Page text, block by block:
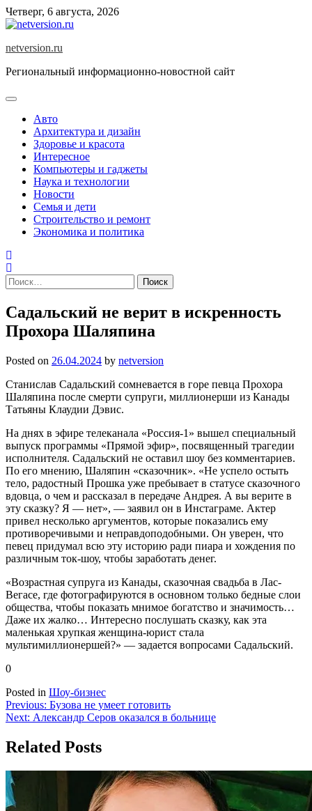
Skip
to
Четверг, 6 августа, 2026
netversion.ru
Региональный информационно-новостной сайт
Авто
Архитектура и дизайн
Здоровье и красота
Интересное
Компьютеры и гаджеты
Наука и технологии
Новости
Семья и дети
Строительство и ремонт
Экономика и политика
Найти:
Садальский не верит в искренность
Прохора Шаляпина
Posted on 26.04.2024 by netversion
Станислав Садальский сомневается в горе певца Прохора
Шаляпина после смерти супруги, миллионерши из Канады
Татьяны Клаудии Дэвис.
На днях в эфире телеканала «Россия-1» вышел специальный
выпуск программы «Прямой эфир», посвященный трагедии
исполнителя. Садальский не оставил шоу без комментариев.
По его мнению, Шаляпин «сказочник». «Не успело остыть
тело, радостный Прошка уже пребывает в статусе сказочного
вдовца, о чем и рассказал в передаче Андрея. А вы верите в
эту сказку? Я — нет», — заявил он в Инстаграме. Актер
привел несколько аргументов, которые показались ему
противоречивыми и неправдоподобными. Он уверен, что
певец придумал всю эту историю ради пиара и хождения по
различным ток-шоу, чтобы заработать денег.
«Возрастная супруга из Канады, сказочная свадьба в Лас-
Вегасе, где фотографируются в основном только бедные слои
общества, чтобы показать мнимое богатство и значимость…
Даже их жалко… Интересно послушать сказку, как эта
маленькая хрупкая женщина-юрист стала
мультимиллионершей?» — задается вопросами Садальский.
0
Posted in Шоу-бизнес
Навигация
по
записям
Previous: Бузова не умеет готовить
Next: Александр Серов оказался в больнице
Related Posts